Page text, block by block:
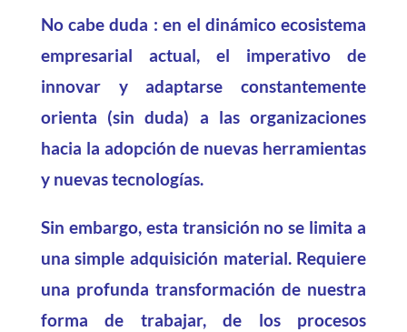
No cabe duda : en el dinámico ecosistema
empresarial actual, el imperativo de
innovar y adaptarse constantemente
orienta (sin duda) a las organizaciones
hacia la adopción de nuevas herramientas
y nuevas tecnologías.
Sin embargo, esta transición no se limita a
una simple adquisición material. Requiere
una profunda transformación de nuestra
forma de trabajar, de los procesos